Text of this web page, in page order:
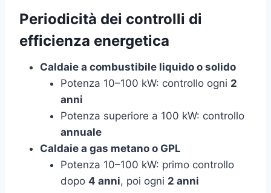
Periodicità dei controlli di
efficienza energetica
Caldaie a combustibile liquido o solido
Potenza 10–100 kW: controllo ogni 2
anni
Potenza superiore a 100 kW: controllo
annuale
Caldaie a gas metano o GPL
Potenza 10–100 kW: primo controllo
dopo 4 anni, poi ogni 2 anni